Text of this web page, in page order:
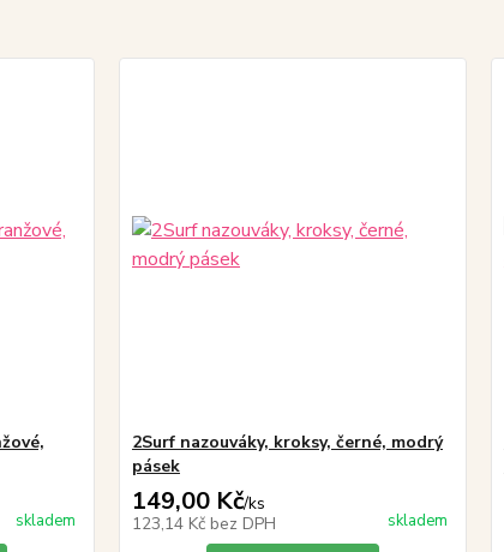
skladem
2Surf nazouváky, kroksy, černé, modrý
pásek
149,00 Kč/ks
123,14 Kč bez DPH skladem